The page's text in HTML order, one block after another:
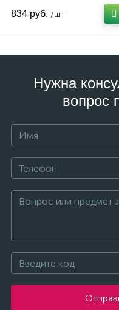
834 руб. /шт
Нужна
вопрос